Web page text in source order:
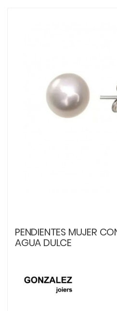
PENDIENTES MUJER
AGUA DULCE